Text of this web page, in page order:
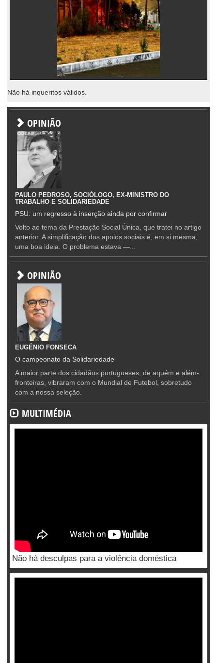
Não há inqueritos válidos.
OPINIÃO
PAULO PEDROSO, SOCIÓLOGO, EX-MINISTRO DO
TRABALHO E SOLIDARIEDADE
PSU: um regresso à inserção ainda por confirmar
Volto ao tema da Prestação Social Única, que tratei no artigo
anterior. A simplificação dos apoios sociais é, em si mesma,
uma boa ideia. O problema estava —...
OPINIÃO
EUGÉNIO FONSECA
O campeonato da Solidariedade
A maior parte dos cidadãos portugueses, de aquém e além-
fronteiras, vibraram com o Mundial de Futebol, sobretudo
com a nossa seleção.
MULTIMÉDIA
Não há desculpas para a violência doméstica